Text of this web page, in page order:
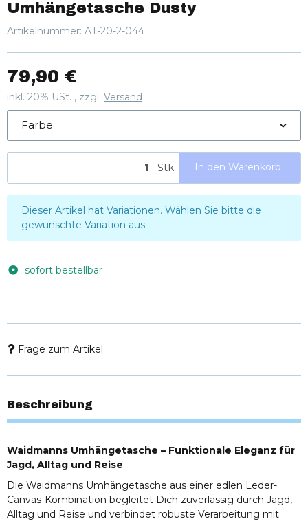
Umhängetasche Dusty
Artikelnummer: AT-20-2-044
79,90 €
inkl. 20% USt. , zzgl. Versand
Farbe
Stk In den Warenkorb
xDieser Artikel hat Variationen. Wählen Sie bitte die
gewünschte Variation aus.
sofort bestellbar
Frage zum Artikel
Beschreibung
Waidmanns Umhängetasche – Funktionale Eleganz für
Jagd, Alltag und Reise
Die Waidmanns Umhängetasche aus einer edlen Leder-
Canvas-Kombination begleitet Dich zuverlässig durch Jagd,
Alltag und Reise und verbindet robuste Verarbeitung mit